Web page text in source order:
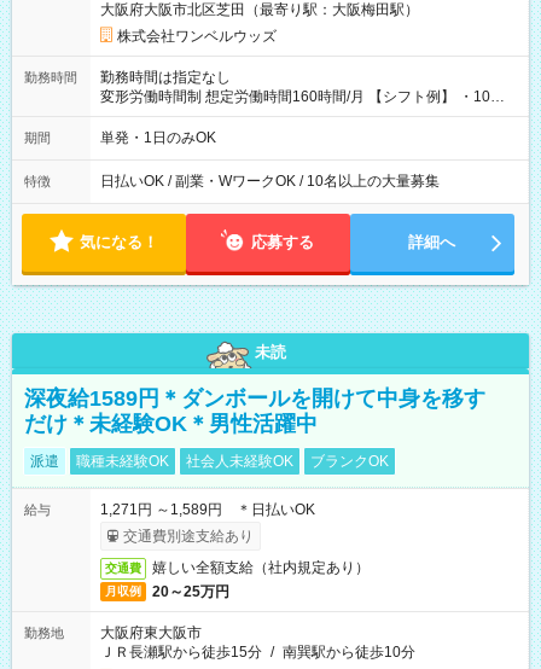
大阪府大阪市北区芝田（最寄り駅：大阪梅田駅）
株式会社ワンベルウッズ
勤務時間
勤務時間は指定なし
変形労働時間制 想定労働時間160時間/月 【シフト例】 ・10：
00～20：00
期間 単発・1日のみOK
特徴 日払いOK / 副業・WワークOK / 10名以上の大量募集
気になる！ 応募する 詳細へ
未読
深夜給1589円＊ダンボールを開けて中身を移す
だけ＊未経験OK＊男性活躍中
派遣 職種未経験OK 社会人未経験OK ブランクOK
給与
1,271円 ～1,589円 ＊日払いOK
交通費別途支給あり
交通費 嬉しい全額支給（社内規定あり）
月収例 20～25万円
勤務地
大阪府東大阪市
ＪＲ長瀬駅から徒歩15分 / 南巽駅から徒歩10分